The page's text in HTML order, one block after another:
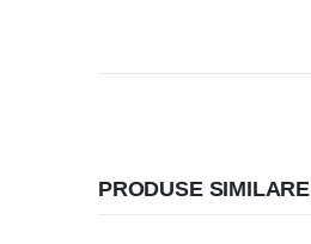
PRODUSE SIMILARE